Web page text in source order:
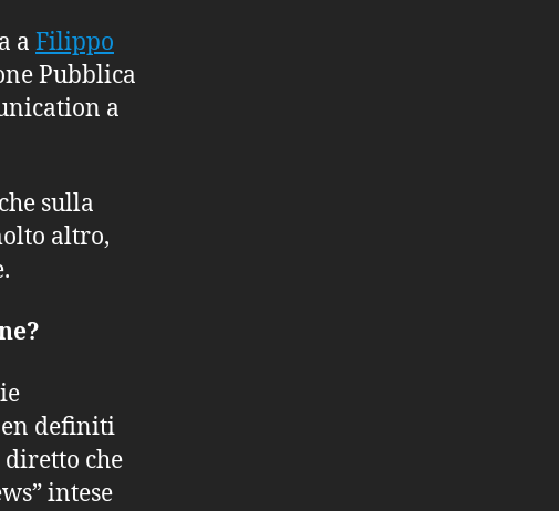
a Filippo
Pubblica
a
sulla
altro,
definiti
che
intese